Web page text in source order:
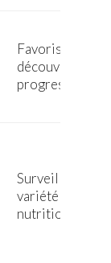
Favoriser les
découvertes
progressives
Surveiller la
variété
nutritionnelle